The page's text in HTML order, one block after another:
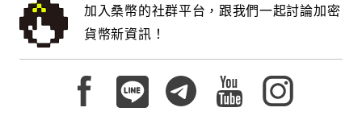
加入桑幣的社群平台，跟我們一起討論加密
貨幣新資訊！